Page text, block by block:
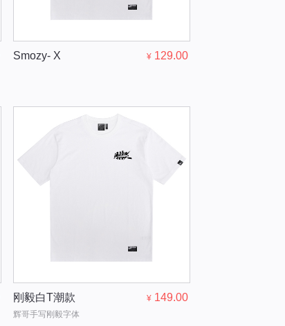
Smozy- X ¥ 129.00
刚毅白T潮款 ¥ 149.00
辉哥手写刚毅字体